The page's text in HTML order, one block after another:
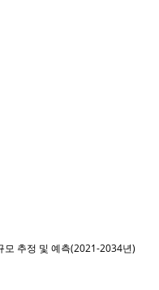
모 추정 및 예측(2021-2034년)